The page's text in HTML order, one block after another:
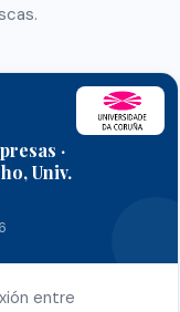
·
Univ.
entre